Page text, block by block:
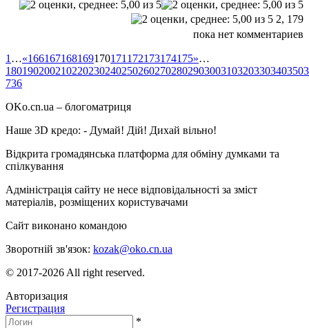
2, 179
пока нет комментариев
1 …«166167168169170171 172173174175»…
180190200210220230240250260270280290300310320330340350
736
OKo.cn.ua – блогоматриця
Наше 3D кредо: - Думай! Дій! Дихай вільно!
Відкрита громадянська платформа для обміну думками та
спілкування
Адміністрація сайту не несе відповідальності за зміст
матеріалів, розміщених користувачами
Сайт виконано командою
Зворотній зв'язок: kozak@oko.cn.ua
© 2017-2026 All right reserved.
Авторизация
Регистрация
*